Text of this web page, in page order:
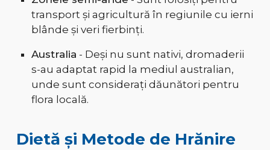
transport și agricultură în regiunile cu ierni
blânde și veri fierbinți.
Australia - Deși nu sunt nativi, dromaderii
s-au adaptat rapid la mediul australian,
unde sunt considerați dăunători pentru
flora locală.
Dietă și Metode de Hrănire